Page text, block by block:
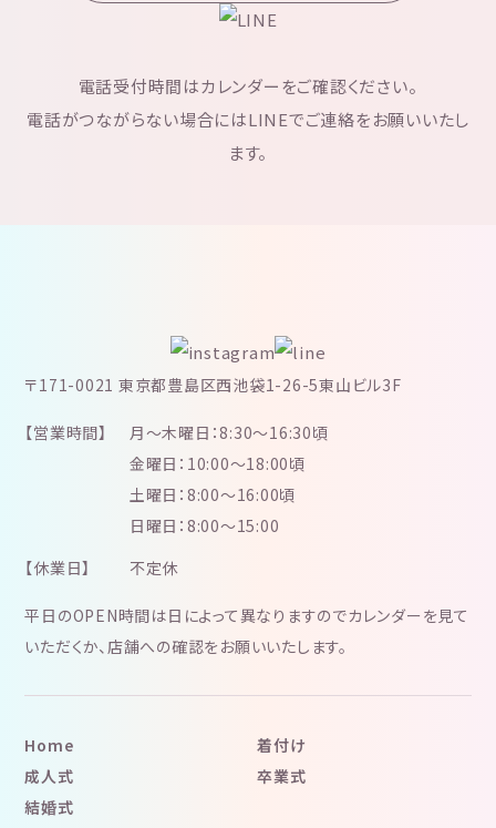
電話受付時間はカレンダーをご確認ください。
電話がつながらない場合にはLINEでご連絡をお願いいたし
ます。
〒171-0021 東京都豊島区西池袋1-26-5東山ビル3F
【営業時間】
月～木曜日：8:30～16:30頃
金曜日：10:00～18:00頃
土曜日：8:00～16:00頃
日曜日：8:00～15:00
【休業日】
不定休
平日のOPEN時間は日によって異なりますのでカレンダーを見て
いただくか、店舗への確認をお願いいたします。
Home
着付け
成人式
卒業式
結婚式